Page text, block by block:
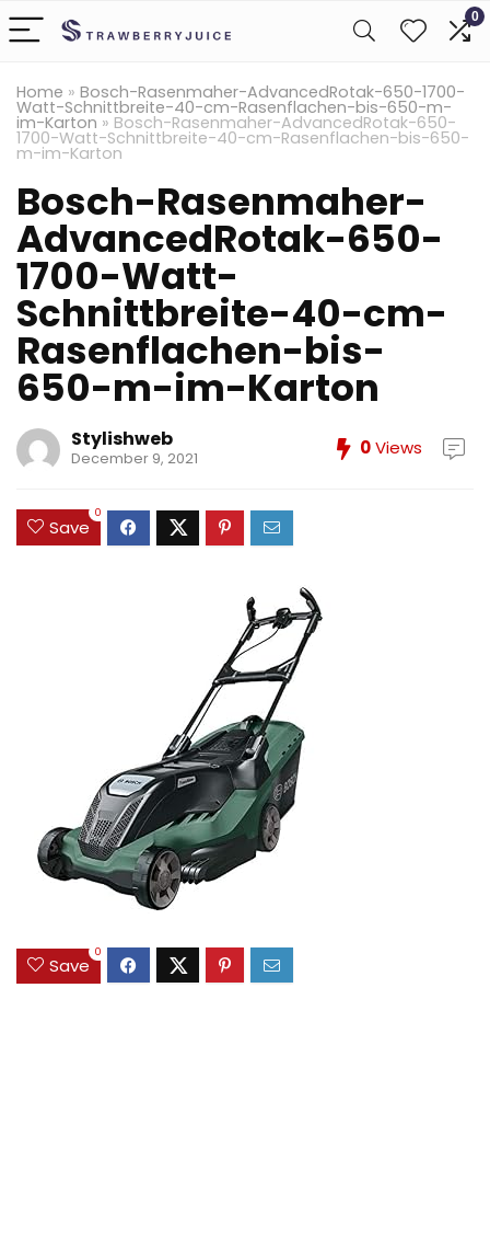
0
Home » Bosch-Rasenmaher-AdvancedRotak-650-1700-
Watt-Schnittbreite-40-cm-Rasenflachen-bis-650-m-
im-Karton » Bosch-Rasenmaher-AdvancedRotak-650-
1700-Watt-Schnittbreite-40-cm-Rasenflachen-bis-650-
m-im-Karton
Bosch-Rasenmaher-
AdvancedRotak-650-
1700-Watt-
Schnittbreite-40-cm-
Rasenflachen-bis-
650-m-im-Karton
Stylishweb
December 9, 2021 0Views
Save
0
Save
0